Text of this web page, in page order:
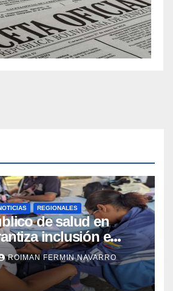
REGIONALES
de salud en
inclusión e
más de 480
cuatro
ROIMAN FERMIN NAVARRO